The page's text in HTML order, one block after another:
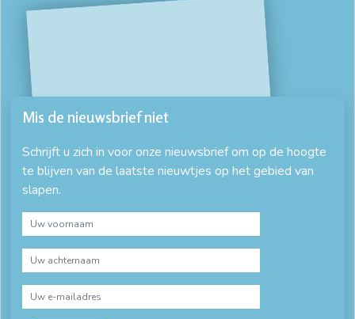
Mis de nieuwsbrief niet
Schrijft u zich in voor onze nieuwsbrief om op de hoogte
te blijven van de laatste nieuwtjes op het gebied van
slapen.